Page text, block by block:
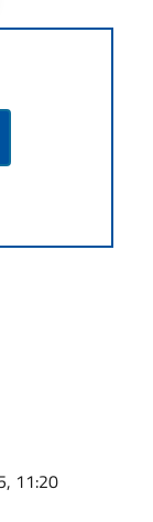
11:20